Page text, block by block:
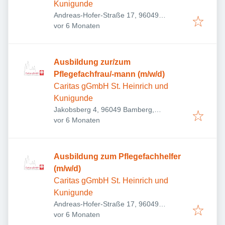
Kunigunde
Andreas-Hofer-Straße 17, 96049
Bamberg, Deutschland
Veröffentlicht:
vor 6 Monaten
Ausbildung zur/zum
Pflegefachfrau/-mann (m/w/d)
Caritas gGmbH St. Heinrich und
Kunigunde
Jakobsberg 4, 96049 Bamberg,
Deutschland
Veröffentlicht:
vor 6 Monaten
Ausbildung zum Pflegefachhelfer
(m/w/d)
Caritas gGmbH St. Heinrich und
Kunigunde
Andreas-Hofer-Straße 17, 96049
Bamberg, Deutschland
Veröffentlicht:
vor 6 Monaten